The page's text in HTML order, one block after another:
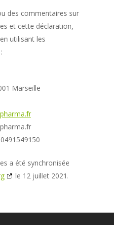
des commentaires sur
et cette déclaration,
utilisant les
Marseille
a été synchronisée
le 12 juillet 2021.